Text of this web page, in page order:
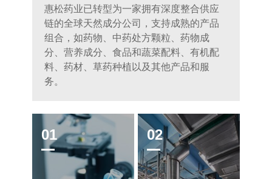
惠松药业已转型为一家拥有深度整合供应
链的全球天然成分公司，支持成熟的产品
组合，如药物、中药处方颗粒、药物成
分、营养成分、食品和蔬菜配料、有机配
料、药材、草药种植以及其他产品和服
务。